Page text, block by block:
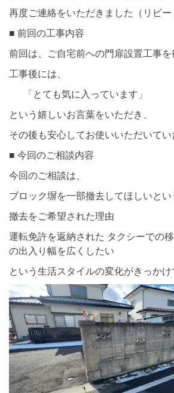
再度ご連絡をいただきました（リピー
■ 前回の工事内容
前回は、ご自宅前への門扉設置工事を
工事後には、
「とても気に入っています」
という嬉しいお言葉をいただき、
その後も安心してお使いいただいてい
■ 今回のご相談内容
今回のご相談は、
ブロック塀を一部撤去してほしいとい
撤去をご希望された理由
運転免許を返納された タクシーでの
の出入り幅を広くしたい
という生活スタイルの変化がきっかけ